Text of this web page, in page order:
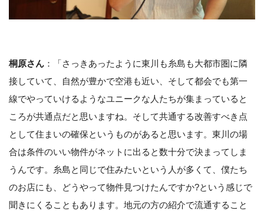
桐原さん ：「さっきあったように東川も糸島も大都市圏に隣
接していて、自然が豊かで空港も近い、そして都会でも第一
線でやっていけるようなユニークな人たちが集まっていると
ころが共通点だと思いますね。そして共通する改善すべき点
として住まいの確保というものがあると思います。東川の場
合は条件のいい物件がネットに出ると数十分で決まってしま
うんです。糸島と同じで住みたいという人が多くて、僕たち
のお店にも、どうやって物件見つけたんですか?という感じで
聞きにくることもあります。地元の方の紹介で流通すること